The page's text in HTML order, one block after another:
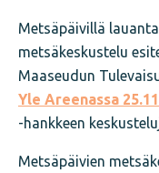
Metsäpäivillä
metsäkeskustelu
Maaseudun
Yle Areenassa
-hankkeen
Metsäpäivien